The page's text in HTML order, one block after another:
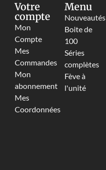
Votre
compte
Mon
Compte
Mes
Commandes
Mon
abonnement
Mes
Coordonnées
Menu
Nouveautés
Boite de
100
Séries
complètes
Fève à
l'unité